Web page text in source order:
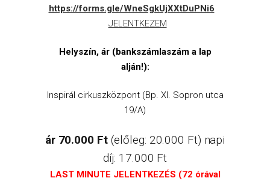
https://forms.gle/WneSgkUjXXtDuPNi6
JELENTKEZEM
Helyszín, ár (bankszámlaszám a lap
alján!):
Inspirál cirkuszközpont (Bp. XI. Sopron utca
19/A)
ár 70.000 Ft (előleg: 20.000 Ft) napi
díj: 17.000 Ft
LAST MINUTE JELENTKEZÉS (72 órával